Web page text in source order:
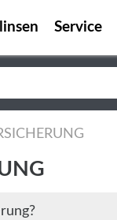
Service